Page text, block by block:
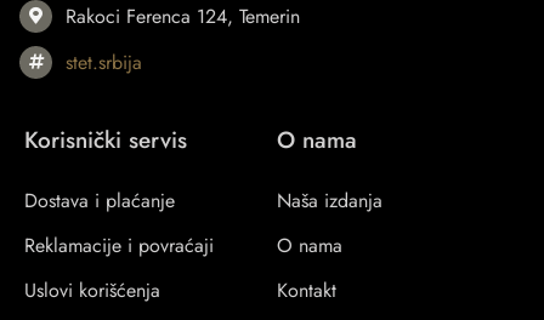
Rakoci Ferenca 124, Temerin
stet.srbija
Korisnički servis
Dostava i plaćanje
Reklamacije i povraćaji
Uslovi korišćenja
O nama
Naša izdanja
O nama
Kontakt